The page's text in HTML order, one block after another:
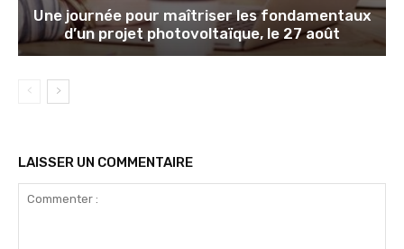
Une journée pour maîtriser les fondamentaux
d’un projet photovoltaïque, le 27 août
LAISSER UN COMMENTAIRE